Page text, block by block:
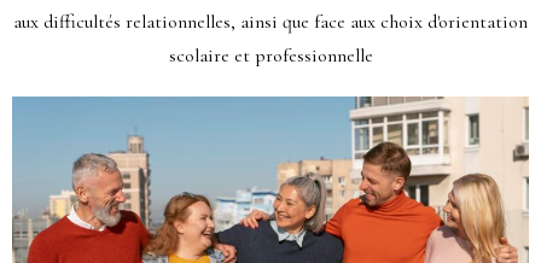
aux difficultés relationnelles, ainsi que face aux choix d'orientation
scolaire et professionnelle